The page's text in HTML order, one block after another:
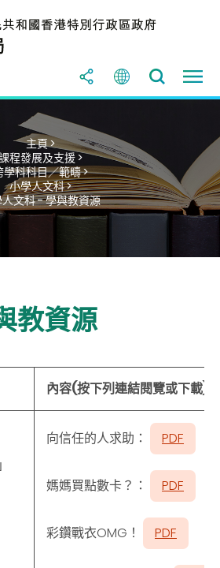
主頁 >
程發展及支援 >
學科科目／範疇 >
小學人文科 >
文科 - 學與教資源
教資源
內容(按下列連結閱覽或下載)
向信任的人求助： PDF
媽媽買點數卡？： PDF
彩鑽戰衣OMG！ PDF